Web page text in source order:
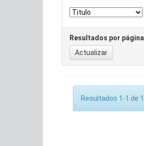
Resultados por página
Resultados 1-1 de 1.